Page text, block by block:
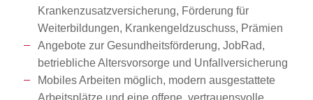
Krankenzusatzversicherung, Förderung für
Weiterbildungen, Krankengeldzuschuss, Prämien
Angebote zur Gesundheitsförderung, JobRad,
betriebliche Altersvorsorge und Unfallversicherung
Mobiles Arbeiten möglich, modern ausgestattete
Arbeitsplätze und eine offene, vertrauensvolle